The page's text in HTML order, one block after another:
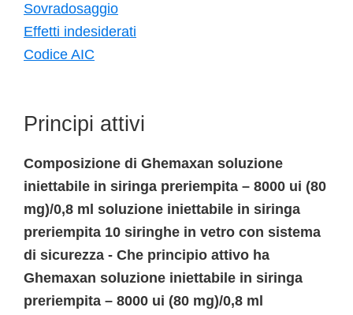
Sovradosaggio
Effetti indesiderati
Codice AIC
Principi attivi
Composizione di Ghemaxan soluzione
iniettabile in siringa preriempita – 8000 ui (80
mg)/0,8 ml soluzione iniettabile in siringa
preriempita 10 siringhe in vetro con sistema
di sicurezza - Che principio attivo ha
Ghemaxan soluzione iniettabile in siringa
preriempita – 8000 ui (80 mg)/0,8 ml